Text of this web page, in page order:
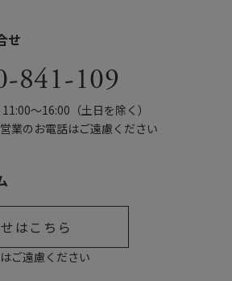
せ
841-109
〜16:00（土日を除く）
業のお電話はご遠慮ください
はこちら
ご遠慮ください